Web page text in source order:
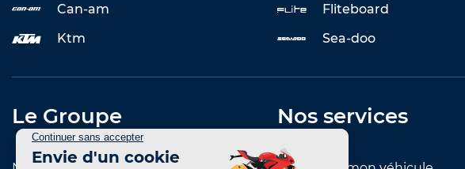
Can-am Fliteboard
Ktm
Sea-doo
Le Groupe Nos services